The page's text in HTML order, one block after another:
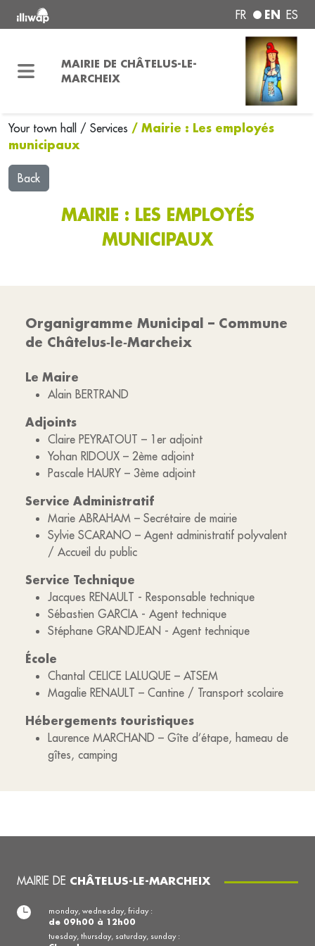
FR EN ES
MAIRIE DE CHÂTELUS-LE-
MARCHEIX
Your town hall / Services / Mairie : Les employés
municipaux
Back
MAIRIE : LES EMPLOYÉS
MUNICIPAUX
Organigramme Municipal – Commune
de Châtelus‑le‑Marcheix
Le Maire
Alain BERTRAND
Adjoints
Claire PEYRATOUT – 1er adjoint
Yohan RIDOUX – 2ème adjoint
Pascale HAURY – 3ème adjoint
Service Administratif
Marie ABRAHAM – Secrétaire de mairie
Sylvie SCARANO – Agent administratif polyvalent
/ Accueil du public
Service Technique
Jacques RENAULT - Responsable technique
Sébastien GARCIA - Agent technique
Stéphane GRANDJEAN - Agent technique
École
Chantal CELICE LALUQUE – ATSEM
Magalie RENAULT – Cantine / Transport scolaire
Hébergements touristiques
Laurence MARCHAND – Gîte d’étape, hameau de
gîtes, camping
MAIRIE DE CHÂTELUS-LE-MARCHEIX
monday, wednesday, friday :
de 09h00 à 12h00
tuesday, thursday, saturday, sunday :